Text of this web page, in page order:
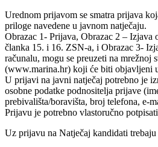
Urednom prijavom se smatra prijava
priloge navedene u javnom natječaju.
Obrazac 1- Prijava, Obrazac 2 – Izjava
članka 15. i 16. ZSN-a, i Obrazac 3-
računalu, mogu se preuzeti na mrežnoj
(www.marina.hr) koji će biti objavljeni
U prijavi na javni natječaj potrebno je
osobne podatke podnositelja prijave
prebivališta/boravišta, broj telefona, e-
Prijavu je potrebno vlastoručno
Uz prijavu na Natječaj kandidati